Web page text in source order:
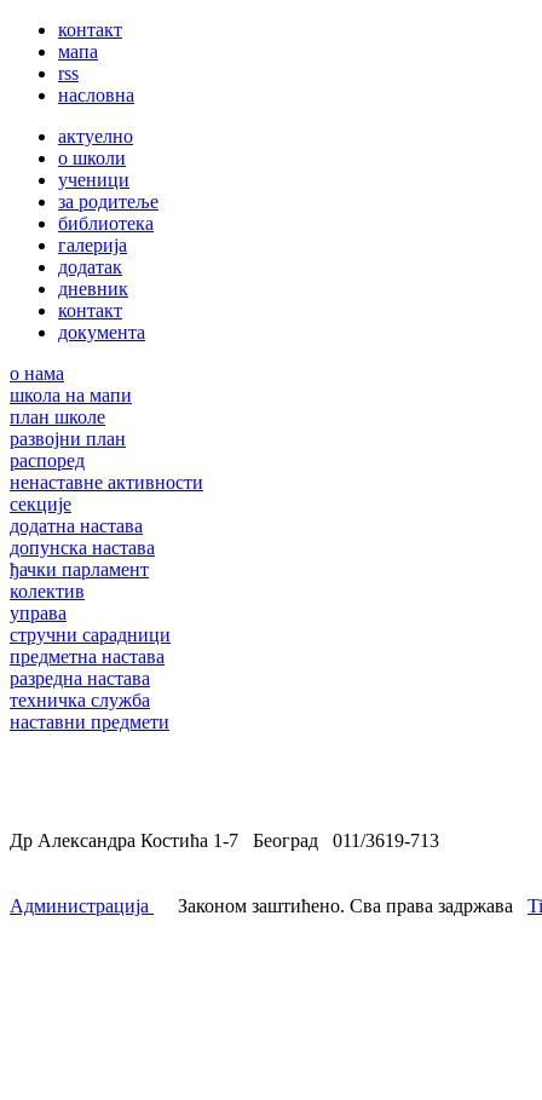
контакт
мапа
rss
насловна
актуелно
о школи
ученици
за родитеље
библиотека
галерија
додатак
дневник
контакт
документа
о нама
школа на мапи
план школе
развојни план
распоред
ненаставне активности
секције
додатна настава
допунска настава
ђачки парламент
колектив
управа
стручни сарадници
предметна настава
разредна настава
техничка служба
наставни предмети
Др Александра Костића 1-7 Београд 011/3619-713
Администрација Законом заштићено. Сва права задржава